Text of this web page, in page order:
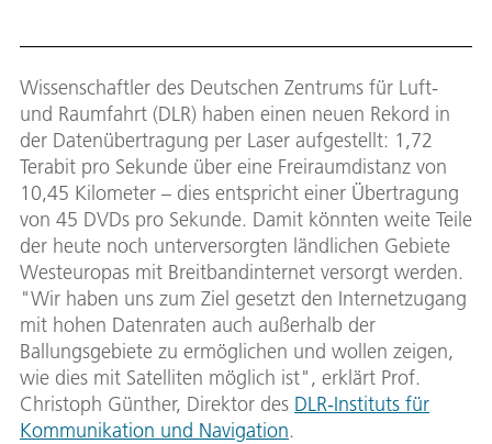
Wissenschaftler des Deutschen Zentrums für Luft-
und Raumfahrt (DLR) haben einen neuen Rekord in
der Datenübertragung per Laser aufgestellt: 1,72
Terabit pro Sekunde über eine Freiraumdistanz von
10,45 Kilometer – dies entspricht einer Übertragung
von 45 DVDs pro Sekunde. Damit könnten weite Teile
der heute noch unterversorgten ländlichen Gebiete
Westeuropas mit Breitbandinternet versorgt werden.
"Wir haben uns zum Ziel gesetzt den Internetzugang
mit hohen Datenraten auch außerhalb der
Ballungsgebiete zu ermöglichen und wollen zeigen,
wie dies mit Satelliten möglich ist", erklärt Prof.
Christoph Günther, Direktor des DLR-Instituts für
Kommunikation und Navigation.